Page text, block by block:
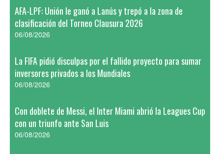
AFA-LPF: Unión le ganó a Lanús y trepó a la zona de
clasificación del Torneo Clausura 2026
06/08/2026
La FIFA pidió disculpas por el fallido proyecto para sumar
inversores privados a los Mundiales
06/08/2026
Con doblete de Messi, el Inter Miami abrió la Leagues Cup
con un triunfo ante San Luis
06/08/2026